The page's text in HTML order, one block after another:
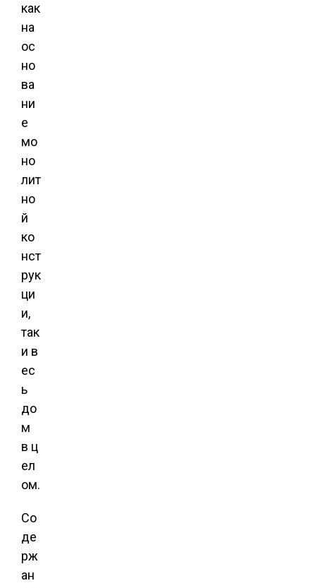
как
на
ос
но
ва
ни
е
мо
но
лит
но
й
ко
нст
рук
ци
и,
так
и в
ес
ь
до
м
в ц
ел
ом.
Со
де
рж
ан